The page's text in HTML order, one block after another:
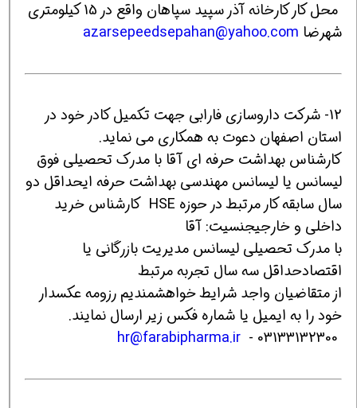
محل کار کارخانه آذر سپید سپاهان واقع در 15 کیلومتری
شهرضا azarsepeedsepahan@yahoo.com
12- شرکت داروسازی فارابی جهت تکمیل کادر خود در
استان اصفهان دعوت به همکاری می نماید.
کارشناس بهداشت حرفه ای آقا با مدرک تحصیلی فوق
لیسانس یا لیسانس مهندسی بهداشت حرفه ایحداقل دو
سال سابقه کار مرتبط در حوزه HSE کارشناس خرید
داخلی و خارجیجنسیت: آقا
با مدرک تحصیلی لیسانس مدیریت بازرگانی یا
اقتصادحداقل سه سال تجربه مرتبط
از متقاضیان واجد شرایط خواهشمندیم رزومه عکسدار
خود را به ایمیل یا شماره فکس زیر ارسال نمایند.
hr@farabipharma.ir